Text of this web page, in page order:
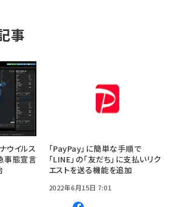
事
ウイルス
事態宣言
「PayPay」に簡単な手順で
「LINE」の「友だち」に支払いリク
エストを送る機能を追加
2022年6月15日 7:01